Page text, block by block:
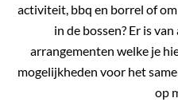
activiteit, bbq en borrel of
in de bossen? Er is
arrangementen welke je
mogelijkheden voor het
op